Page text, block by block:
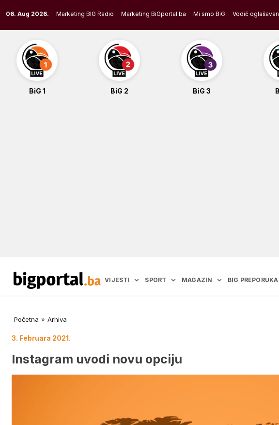
to
content
06. Aug 2026. Marketing BIG Radio Marketing BiGportal.ba Mi smo BiG Vodič
BiG 1 BiG 2 BiG 3
VIJESTI SPORT MAGAZIN BIG PREPORUKA
Početna » Arhiva
3. Februara 2021.
Instagram uvodi novu opciju